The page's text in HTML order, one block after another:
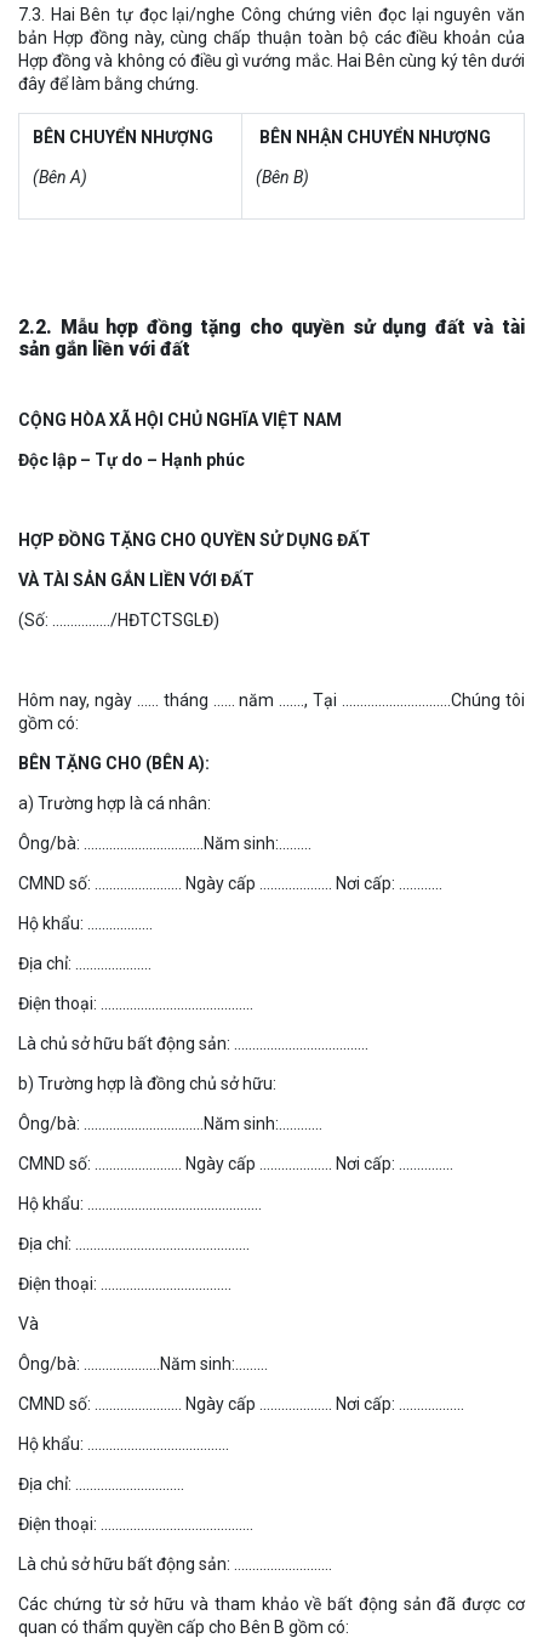
7.3. Hai Bên tự đọc lại/nghe Công chứng viên đọc lại nguyên văn
bản Hợp đồng này, cùng chấp thuận toàn bộ các điều khoản của
Hợp đồng và không có điều gì vướng mắc. Hai Bên cùng ký tên dưới
đây để làm bằng chứng.
BÊN CHUYỂN NHƯỢNG
(Bên A)
BÊN NHẬN CHUYỂN NHƯỢNG
(Bên B)
2.2. Mẫu hợp đồng tặng cho quyền sử dụng đất và tài
sản gắn liền với đất
CỘNG HÒA XÃ HỘI CHỦ NGHĨA VIỆT NAM
Độc lập – Tự do – Hạnh phúc
HỢP ĐỒNG TẶNG CHO QUYỀN SỬ DỤNG ĐẤT
VÀ TÀI SẢN GẮN LIỀN VỚI ĐẤT
(Số: ……………./HĐTCTSGLĐ)
Hôm nay, ngày …… tháng …… năm ……., Tại …………………………Chúng tôi
gồm có:
BÊN TẶNG CHO (BÊN A):
a) Trường hợp là cá nhân:
Ông/bà: ……………………………Năm sinh:………
CMND số: …………………… Ngày cấp ……………….. Nơi cấp: …………
Hộ khẩu: ………………
Địa chỉ: …………………
Điện thoại: ……………………………………
Là chủ sở hữu bất động sản: ……………………………….
b) Trường hợp là đồng chủ sở hữu:
Ông/bà: ……………………………Năm sinh:…………
CMND số: …………………… Ngày cấp ……………….. Nơi cấp: ……………
Hộ khẩu: …………………………………………
Địa chỉ: …………………………………………
Điện thoại: ………………………………
Và
Ông/bà: …………………Năm sinh:………
CMND số: …………………… Ngày cấp ……………….. Nơi cấp: ………………
Hộ khẩu: …………………………………
Địa chỉ: …………………………
Điện thoại: ……………………………………
Là chủ sở hữu bất động sản: ………………………
Các chứng từ sở hữu và tham khảo về bất động sản đã được cơ
quan có thẩm quyền cấp cho Bên B gồm có: